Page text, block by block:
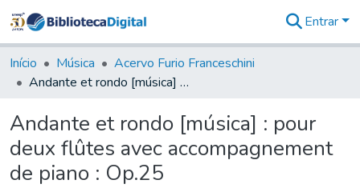
&
Coleções
Tudo na
Digital
Estatísticas
Entrar
Início Música
Acervo Furio Franceschini
Andante et rondo [música] : pour deux flûtes avec accompagnement de piano : Op.25
Andante et rondo [música] : pour
deux flûtes avec accompagnement
de piano : Op.25